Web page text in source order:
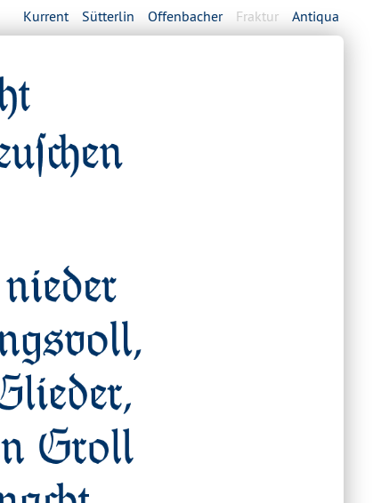
Kurrent Sütterlin Offenbacher Fraktur Antiqua